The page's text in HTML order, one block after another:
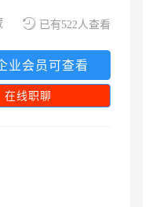
已有522人查看
业会员可查看
在线职聊